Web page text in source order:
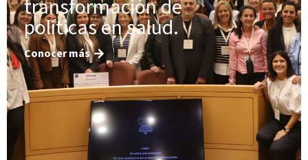
transformación de
políticas en salud.
Conocer más